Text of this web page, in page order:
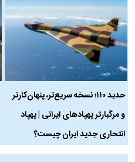
حدید ۱۱۰؛ نسخه سریع‌تر، پنهان‌کارتر
و مرگبارتر پهپادهای ایرانی | پهپاد
انتحاری جدید ایران چیست؟